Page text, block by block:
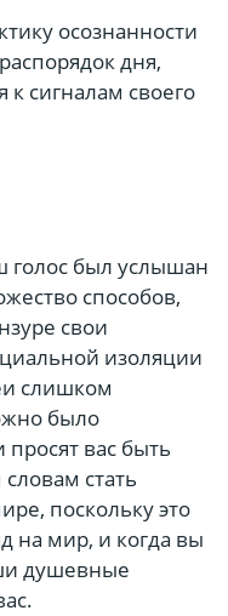
осознанности
дня,
сигналам своего
голос был услышан
способов,
свои
изоляции
слишком
было
вас быть
стать
поскольку это
на мир, и когда вы
душевные